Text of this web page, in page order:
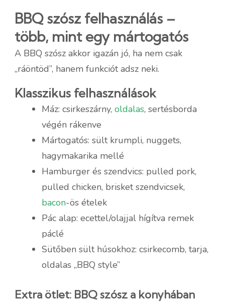
BBQ szósz felhasználás –
több, mint egy mártogatós
A BBQ szósz akkor igazán jó, ha nem csak
„ráöntöd”, hanem funkciót adsz neki.
Klasszikus felhasználások
Máz: csirkeszárny, oldalas, sertésborda
végén rákenve
Mártogatós: sült krumpli, nuggets,
hagymakarika mellé
Hamburger és szendvics: pulled pork,
pulled chicken, brisket szendvicsek,
bacon-ös ételek
Pác alap: ecettel/olajjal hígítva remek
páclé
Sütőben sült húsokhoz: csirkecomb, tarja,
oldalas „BBQ style”
Extra ötlet: BBQ szósz a konyhában